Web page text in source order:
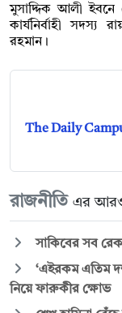
মুসাদ্দিক আলী ইবনে
কার্যনির্বাহী সদস্য
রহমান।
The Daily
রাজনীতি এর
সাকিবের সব
‘এইরকম এতিম
নিয়ে ফারুকীর ক্ষোভ